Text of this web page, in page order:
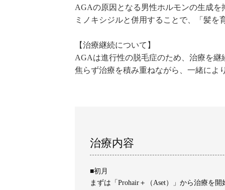
AGAの原因となる男性ホルモンの生成
ミノキシジルと併用することで、「髪
【治療継続について】
AGAは進行性の脱毛症のため、治療を
焦らず治療を積み重ねながら、一緒によ
治療内容
■初月
まずは「Prohair＋（Aset）」から治療を開